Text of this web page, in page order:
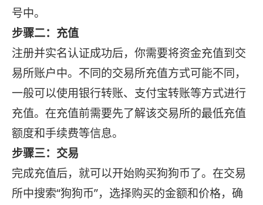
号中。
步骤二：充值
注册并实名认证成功后，你需要将资金充值到交
易所账户中。不同的交易所充值方式可能不同，
一般可以使用银行转账、支付宝转账等方式进行
充值。在充值前需要先了解该交易所的最低充值
额度和手续费等信息。
步骤三：交易
完成充值后，就可以开始购买狗狗币了。在交易
所中搜索“狗狗币”，选择购买的金额和价格，确